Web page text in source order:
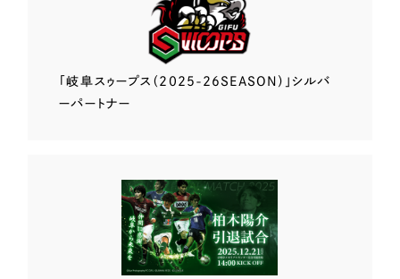
「岐阜スゥープス （2025-26SEASON）」 シルバ
ーパートナー